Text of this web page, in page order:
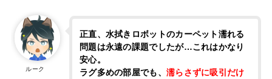
ルーク
正直、水拭きロボットのカーペット濡れる
問題は永遠の課題でしたが…これはかなり
安心。
ラグ多めの部屋でも、 濡らさずに吸引だけ